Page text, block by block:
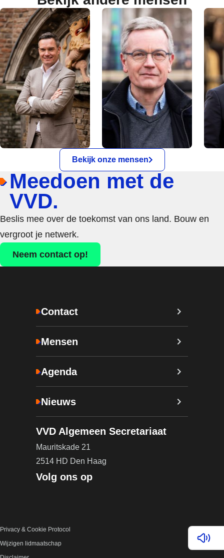
Bekijk onze mensen
Lees
Meedoen met de
VVD.
Beslis mee over de toekomst van ons land. Bouw en
vergroot je netwerk.
Neem contact op!
Contact
Mensen
Agenda
Nieuws
VVD Algemeen Secretariaat
Mauritskade 21
2514 HD Den Haag
Volg ons op
Privacy & Cookie Protocol
Wijzigen lidmaatschap